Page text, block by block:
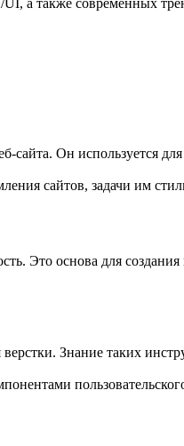
Он используется
сайтов, задачи им
Это основа для
Знание таких